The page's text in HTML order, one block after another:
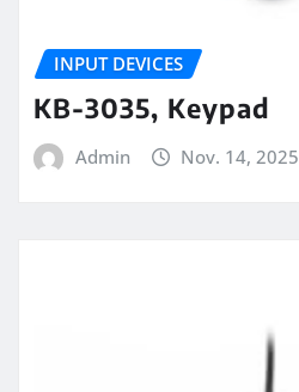
INPUT DEVICES
KB-3035, Keypad
Admin Nov. 14, 2025